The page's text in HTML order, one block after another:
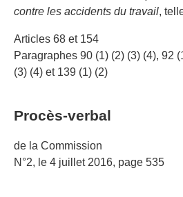
contre les accidents du travail,
Articles 68 et 154
Paragraphes 90 (1) (2) (3) (4), 92
(3) (4) et 139 (1) (2)
Procès-verbal
de la Commission
N°2, le 4 juillet 2016, page 535